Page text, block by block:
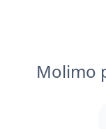
Molimo